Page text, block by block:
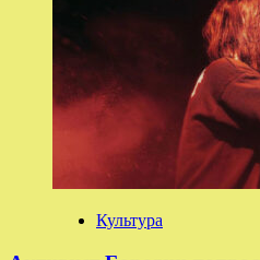
Любовь
в скиту
монастыря
в Чувашии
Культура